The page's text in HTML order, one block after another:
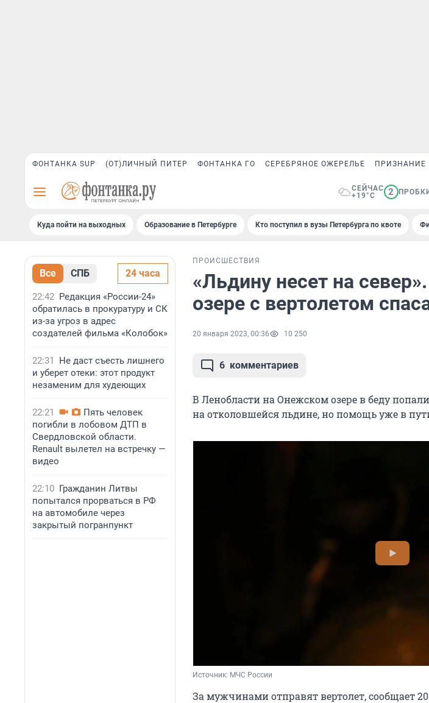
ФОНТАНКА SUP (ОТ)ЛИЧНЫЙ ПИТЕР ФОНТАНКА ГО СЕРЕБРЯНОЕ ОЖЕРЕЛЬЕ ПРИЗНАНИЕ
СЕЙЧАС
+19°C
2 ПРОБКИ
Куда пойти на выходных Образование в Петербурге Кто поступил в вузы Петербурга по квоте
Все СПБ 24 часа
22:42 Редакция «России-24»
обратилась в прокуратуру и СК
из-за угроз в адрес
создателей фильма «Колобок»
22:31
Не даст съесть лишнего
и уберет отеки: этот продукт
незаменим для худеющих
22:21
Пять человек
погибли в лобовом ДТП в
Свердловской области.
Renault вылетел на встречку —
видео
22:10 Гражданин Литвы
попытался прорваться в РФ
на автомобиле через
закрытый погранпункт
ПРОИСШЕСТВИЯ
«Льдину несет на
озере с вертолетом
20 января 2023, 00:36 10 250
6 комментариев
В Ленобласти на Онежском озере в беду
на отколовшейся льдине, но помощь уже в
Источник: МЧС России
За мужчинами отправят вертолет, сообщает